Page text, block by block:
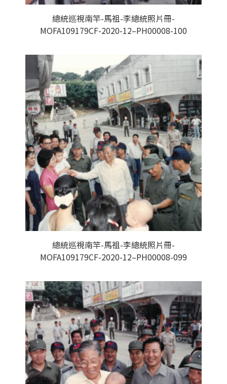
總統巡視南竿-馬祖-李總統照片冊-
MOFA109179CF-2020-12–PH00008-100
總統巡視南竿-馬祖-李總統照片冊-
MOFA109179CF-2020-12–PH00008-099